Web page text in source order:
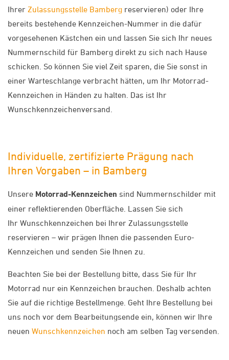
Ihrer Zulassungsstelle Bamberg reservieren) oder Ihre
bereits bestehende Kennzeichen-Nummer in die dafür
vorgesehenen Kästchen ein und lassen Sie sich Ihr neues
Nummernschild für Bamberg direkt zu sich nach Hause
schicken. So können Sie viel Zeit sparen, die Sie sonst in
einer Warteschlange verbracht hätten, um Ihr Motorrad-
Kennzeichen in Händen zu halten. Das ist Ihr
Wunschkennzeichenversand.
Individuelle, zertifizierte Prägung nach
Ihren Vorgaben – in Bamberg
Unsere Motorrad-Kennzeichen sind Nummernschilder mit
einer reflektierenden Oberfläche. Lassen Sie sich
Ihr Wunschkennzeichen bei Ihrer Zulassungsstelle
reservieren – wir prägen Ihnen die passenden Euro-
Kennzeichen und senden Sie Ihnen zu.
Beachten Sie bei der Bestellung bitte, dass Sie für Ihr
Motorrad nur ein Kennzeichen brauchen. Deshalb achten
Sie auf die richtige Bestellmenge. Geht Ihre Bestellung bei
uns noch vor dem Bearbeitungsende ein, können wir Ihre
neuen Wunschkennzeichen noch am selben Tag versenden.